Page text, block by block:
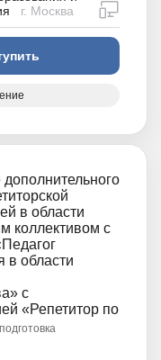
г. Москва
в области
коллективом с
в области
с
«Репетитор по